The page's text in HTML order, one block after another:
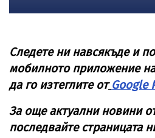
Следете ни навсякъде и
мобилното приложение
да го изтеглите от Google
За още актуални новини
последвайте страницата